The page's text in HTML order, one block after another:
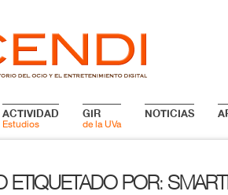
ACTIVIDAD
Estudios
GIR
de la UVa
NOTICIAS
ETIQUETADO POR: